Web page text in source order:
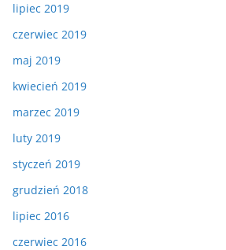
lipiec 2019
czerwiec 2019
maj 2019
kwiecień 2019
marzec 2019
luty 2019
styczeń 2019
grudzień 2018
lipiec 2016
czerwiec 2016